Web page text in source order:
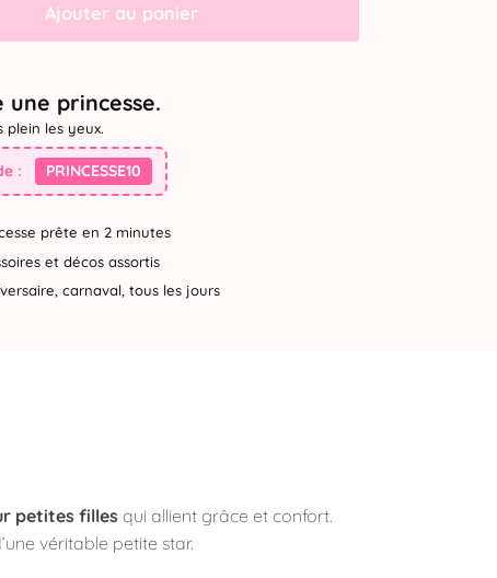
Ajouter au panier
une princesse.
plein les yeux.
: PRINCESSE10
prête en 2 minutes
et décos assortis
carnaval, tous les jours
petites filles qui allient grâce et confort.
véritable petite star.